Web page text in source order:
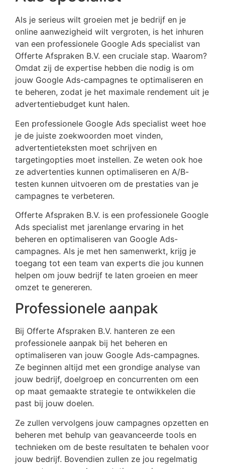
Als je serieus wilt groeien met je bedrijf en je
online aanwezigheid wilt vergroten, is het inhuren
van een professionele Google Ads specialist van
Offerte Afspraken B.V. een cruciale stap. Waarom?
Omdat zij de expertise hebben die nodig is om
jouw Google Ads-campagnes te optimaliseren en
te beheren, zodat je het maximale rendement uit je
advertentiebudget kunt halen.
Een professionele Google Ads specialist weet hoe
je de juiste zoekwoorden moet vinden,
advertentieteksten moet schrijven en
targetingopties moet instellen. Ze weten ook hoe
ze advertenties kunnen optimaliseren en A/B-
testen kunnen uitvoeren om de prestaties van je
campagnes te verbeteren.
Offerte Afspraken B.V. is een professionele Google
Ads specialist met jarenlange ervaring in het
beheren en optimaliseren van Google Ads-
campagnes. Als je met hen samenwerkt, krijg je
toegang tot een team van experts die jou kunnen
helpen om jouw bedrijf te laten groeien en meer
omzet te genereren.
Professionele aanpak
Bij Offerte Afspraken B.V. hanteren ze een
professionele aanpak bij het beheren en
optimaliseren van jouw Google Ads-campagnes.
Ze beginnen altijd met een grondige analyse van
jouw bedrijf, doelgroep en concurrenten om een
op maat gemaakte strategie te ontwikkelen die
past bij jouw doelen.
Ze zullen vervolgens jouw campagnes opzetten en
beheren met behulp van geavanceerde tools en
technieken om de beste resultaten te behalen voor
jouw bedrijf. Bovendien zullen ze jou regelmatig